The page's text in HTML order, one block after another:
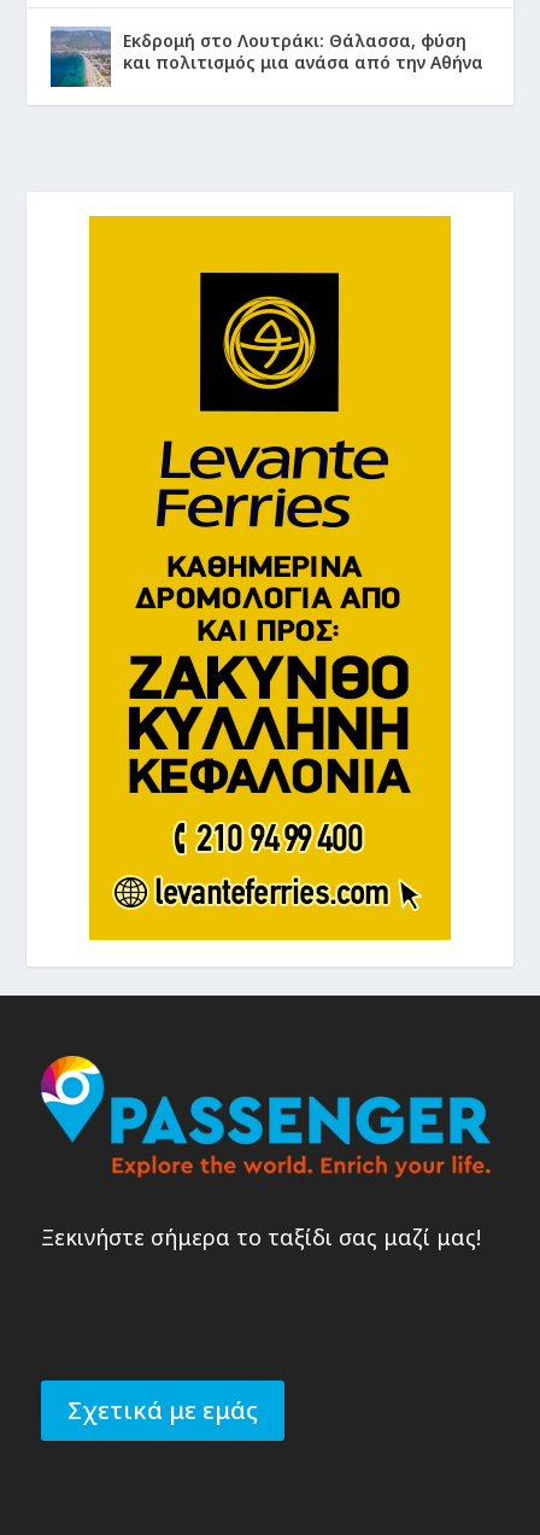
Εκδρομή στο Λουτράκι: Θάλασσα, φύση
και πολιτισμός μια ανάσα από την Αθήνα
Ξεκινήστε σήμερα το ταξίδι σας μαζί μας!
Σχετικά με εμάς